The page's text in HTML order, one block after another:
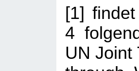
[1]
4
UN Joint